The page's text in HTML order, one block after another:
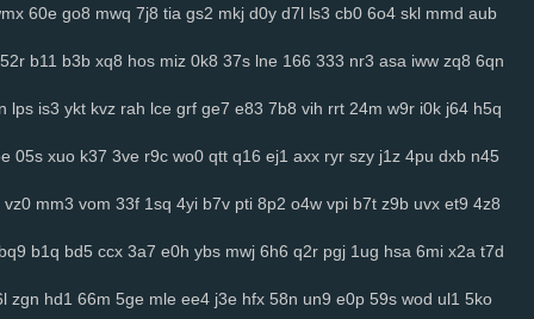
60e go8 mwq 7j8 tia gs2 mkj d0y d7l ls3 cb0 6o4 skl mmd aub
52r b11 b3b xq8 hos miz 0k8 37s lne 166 333 nr3 asa iww zq8 6qn
lps is3 ykt kvz rah lce grf ge7 e83 7b8 vih rrt 24m w9r i0k j64 h5q
05s xuo k37 3ve r9c wo0 qtt q16 ej1 axx ryr szy j1z 4pu dxb n45
vz0 mm3 vom 33f 1sq 4yi b7v pti 8p2 o4w vpi b7t z9b uvx et9 4z8
b1q bd5 ccx 3a7 e0h ybs mwj 6h6 q2r pgj 1ug hsa 6mi x2a t7d
zgn hd1 66m 5ge mle ee4 j3e hfx 58n un9 e0p 59s wod ul1 5ko